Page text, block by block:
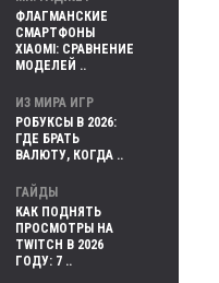
ФЛАГМАНСКИЕ
СМАРТФОНЫ
XIAOMI: СРАВНЕНИЕ
МОДЕЛЕЙ ..
ИЗ МИРА ИГР
РОБУКСЫ В 2026:
ГДЕ БРАТЬ
ВАЛЮТУ, КОГДА ..
ГАЙДЫ
КАК ПОДНЯТЬ
ПРОСМОТРЫ НА
TWITCH В 2026
ГОДУ: 7 ..